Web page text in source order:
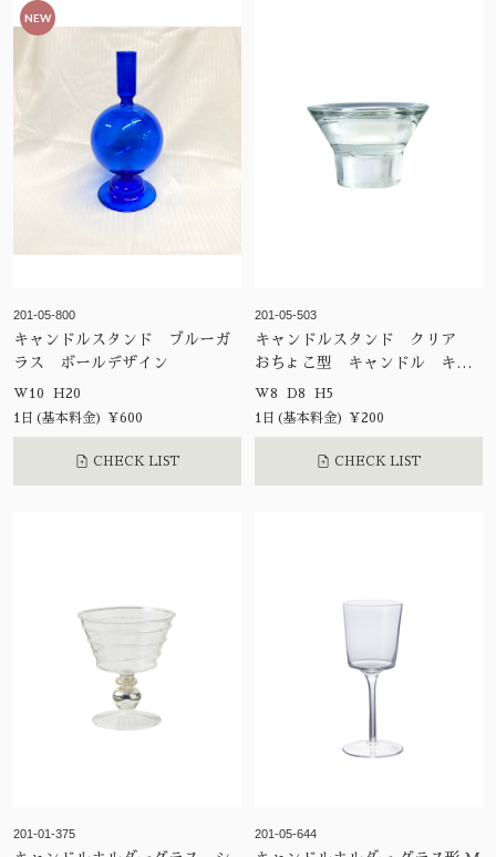
NEW
201-05-800
キャンドルスタンド ブルーガ
ラス ボールデザイン
W10 H20
1日(基本料金) ¥600
CHECK LIST
201-05-503
キャンドルスタンド クリア
おちょこ型 キャンドル キャ
ンドルホルダー
W8 D8 H5
1日(基本料金) ¥200
CHECK LIST
201-01-375 201-05-644